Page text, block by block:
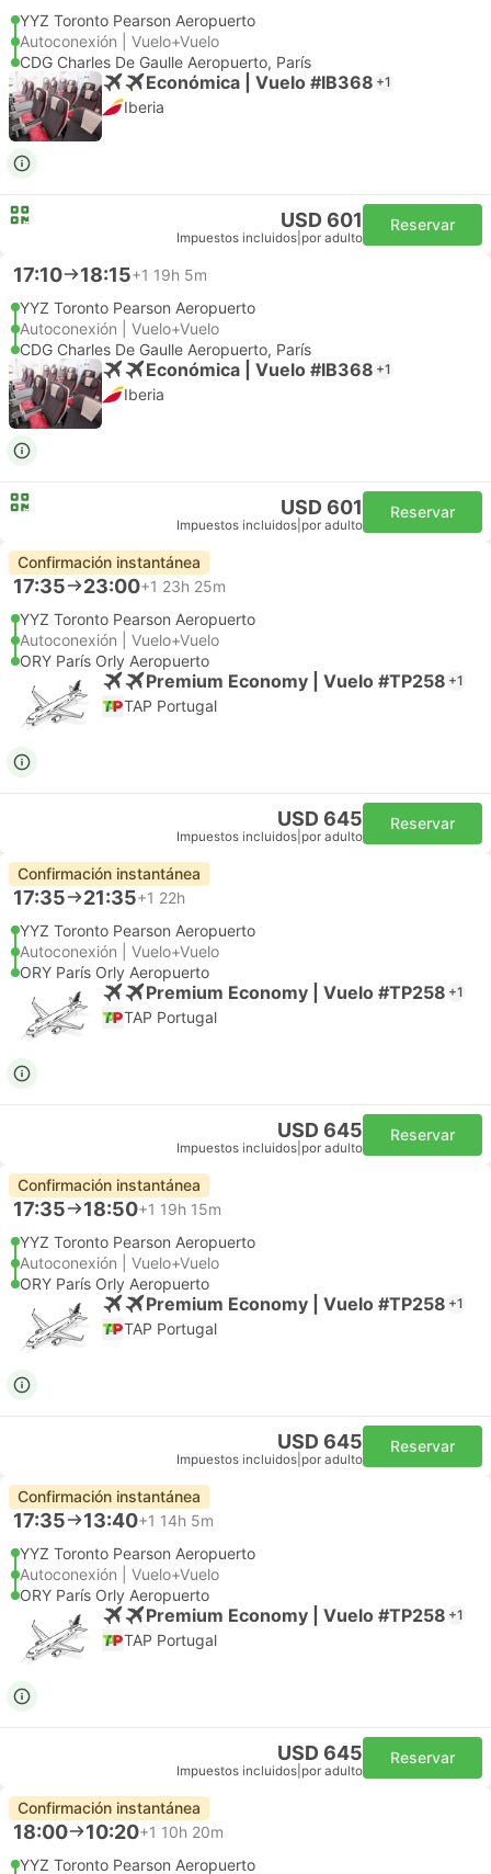
YYZ Toronto Pearson Aeropuerto
Autoconexión | Vuelo+Vuelo
CDG Charles De Gaulle Aeropuerto, París
Económica | Vuelo #IB368 +1
Iberia
USD 601
Impuestos incluidos por adulto
Reservar
17:10 18:15+1 19h 5m
YYZ Toronto Pearson Aeropuerto
Autoconexión | Vuelo+Vuelo
CDG Charles De Gaulle Aeropuerto, París
Económica | Vuelo #IB368 +1
Iberia
USD 601
Impuestos incluidos por adulto
Reservar
Confirmación instantánea
17:35 23:00+1 23h 25m
YYZ Toronto Pearson Aeropuerto
Autoconexión | Vuelo+Vuelo
ORY París Orly Aeropuerto
Premium Economy | Vuelo #TP258 +1
TAP Portugal
USD 645
Impuestos incluidos por adulto
Reservar
Confirmación instantánea
17:35 21:35+1 22h
YYZ Toronto Pearson Aeropuerto
Autoconexión | Vuelo+Vuelo
ORY París Orly Aeropuerto
Premium Economy | Vuelo #TP258 +1
TAP Portugal
USD 645
Impuestos incluidos por adulto
Reservar
Confirmación instantánea
17:35 18:50+1 19h 15m
YYZ Toronto Pearson Aeropuerto
Autoconexión | Vuelo+Vuelo
ORY París Orly Aeropuerto
Premium Economy | Vuelo #TP258 +1
TAP Portugal
USD 645
Impuestos incluidos por adulto
Reservar
Confirmación instantánea
17:35 13:40+1 14h 5m
YYZ Toronto Pearson Aeropuerto
Autoconexión | Vuelo+Vuelo
ORY París Orly Aeropuerto
Premium Economy | Vuelo #TP258 +1
TAP Portugal
USD 645
Impuestos incluidos por adulto
Reservar
Confirmación instantánea
18:00 10:20+1 10h 20m
YYZ Toronto Pearson Aeropuerto